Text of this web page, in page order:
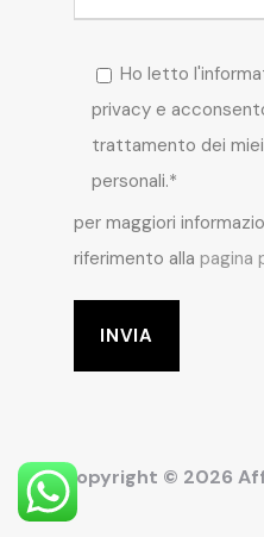
Ho letto
privacy e
trattamento dei
personali.*
per maggiori
riferimento alla pagina
Copyright © 2026